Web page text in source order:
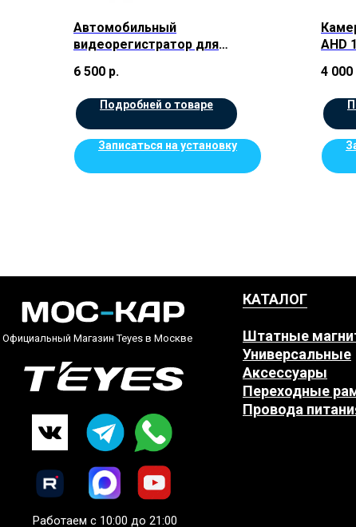
Автомобильный
видеорегистратор для
6 500 р.
Подробней о товаре
Записаться на установку
AHD
4 000
КАТАЛОГ
Аксессуары
Провода
Штатные
Переходные
Работаем с 10:00 до 21:00
Официальный Магазин Teyes в Москве
Универсальные